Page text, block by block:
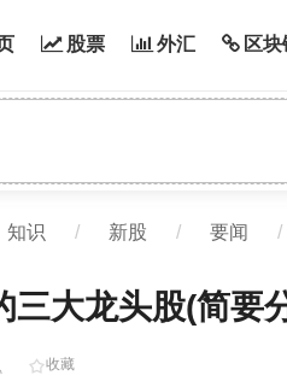
股票 外汇 区块
知识 / 新股 / 要闻 /
三大龙头股(简要
收藏